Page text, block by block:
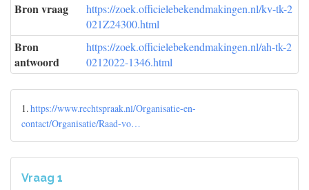
Bron vraag
https://zoek.officielebekendmakingen.nl/kv-tk-2
021Z24300.html
Bron
antwoord
https://zoek.officielebekendmakingen.nl/ah-tk-2
0212022-1346.html
1.https://www.rechtspraak.nl/Organisatie-en-
contact/Organisatie/Raad-vo…
Vraag 1